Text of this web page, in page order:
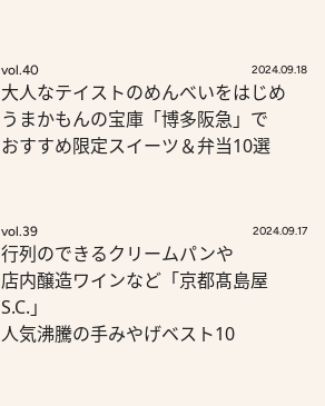
vol.40 2024.09.18
大人なテイストのめんべいをはじめ
うまかもんの宝庫「博多阪急」で
おすすめ限定スイーツ＆弁当10選
vol.39 2024.09.17
行列のできるクリームパンや
店内醸造ワインなど「京都髙島屋
S.C.」
人気沸騰の手みやげベスト10